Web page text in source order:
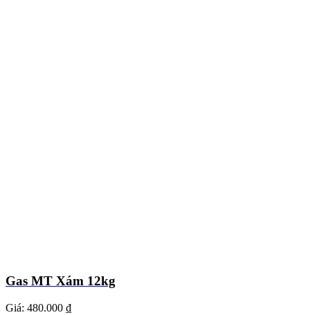
Gas MT Xám 12kg
Giá: 480.000 ₫